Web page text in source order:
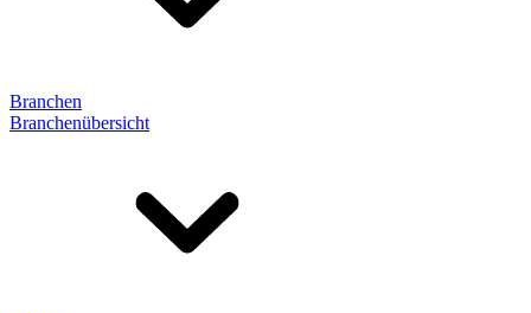
Branchen
Branchenübersicht